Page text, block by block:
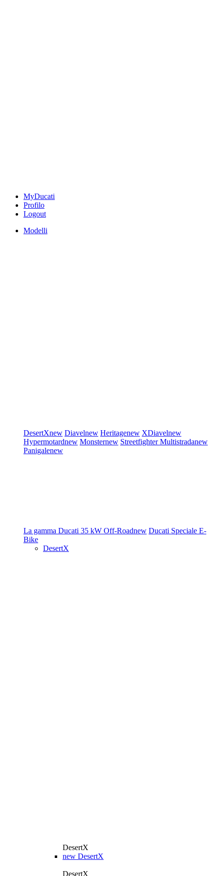
MyDucati
Profilo
Logout
Modelli
DesertXnew Diavelnew Heritagenew XDiavelnew
Hypermotardnew Monsternew StreetfighterMultistradanew
Panigalenew
La gamma Ducati 35 kW Off-Roadnew Ducati Speciale E-
Bike
DesertX
DesertX
new DesertX
DesertX